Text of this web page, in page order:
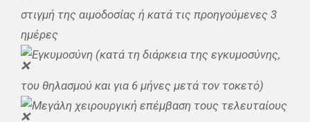
στιγμή της αιμοδοσίας ή κατά τις προηγούμενες 3
ημέρες
Εγκυμοσύνη (κατά τη διάρκεια της εγκυμοσύνης,
του θηλασμού και για 6 μήνες μετά τον τοκετό)
Μεγάλη χειρουργική επέμβαση τους τελευταίους